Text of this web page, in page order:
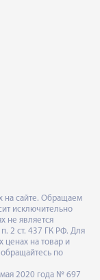
на сайте. Обращаем
исключительно
не является
2 ст. 437 ГК РФ. Для
на товар и
по
2020 года № 697